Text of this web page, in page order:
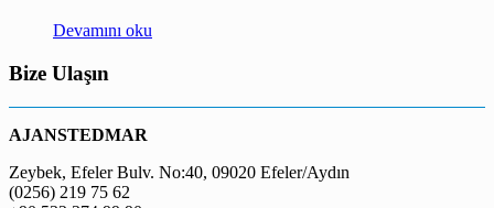
Devamını oku
Bize Ulaşın
AJANSTEDMAR
Zeybek, Efeler Bulv. No:40, 09020 Efeler/Aydın
(0256) 219 75 62